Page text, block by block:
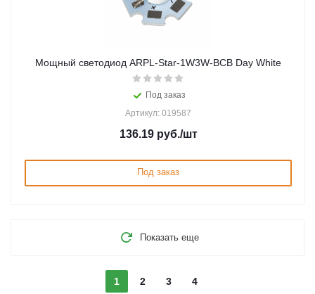
Мощный светодиод ARPL-Star-1W3W-BCB Day White
Под заказ
Артикул: 019587
136.19руб./шт
Под заказ
Показать еще
1 2 3 4